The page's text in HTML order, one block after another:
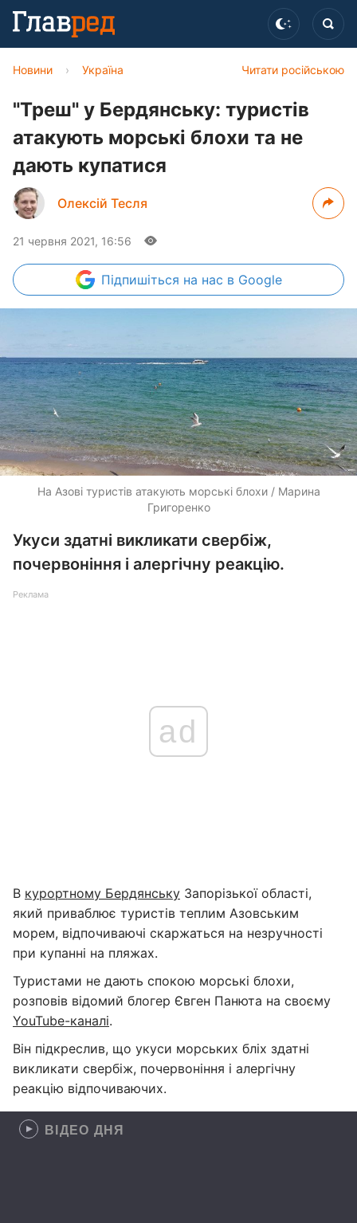
Читати російською
Новини › Україна
"Треш" у Бердянську: туристів
атакують морські блохи та не
дають купатися
Олексій Тесля
21 червня 2021, 16:56
Підпишіться на нас в Google
На Азові туристів атакують морські блохи / Марина
Григоренко
Укуси здатні викликати свербіж,
почервоніння і алергічну реакцію.
Реклама
ad
В курортному Бердянську Запорізької області,
який приваблює туристів теплим Азовським
морем, відпочиваючі скаржаться на незручності
при купанні на пляжах.
Туристами не дають спокою морські блохи,
розповів відомий блогер Євген Панюта на своєму
YouTube-каналі.
Він підкреслив, що укуси морських бліх здатні
викликати свербіж, почервоніння і алергічну
реакцію відпочиваючих.
ВІДЕО ДНЯ